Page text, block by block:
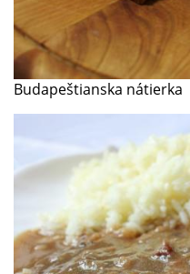
Budapeštianska nátierka